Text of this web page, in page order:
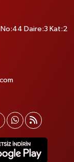
No:44 Daire:3 Kat:2